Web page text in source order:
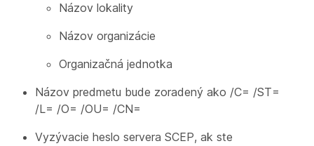
Názov lokality
Názov organizácie
Organizačná jednotka
Názov predmetu bude zoradený ako /C= /ST=
/L= /O= /OU= /CN=
Vyzývacie heslo servera SCEP, ak ste